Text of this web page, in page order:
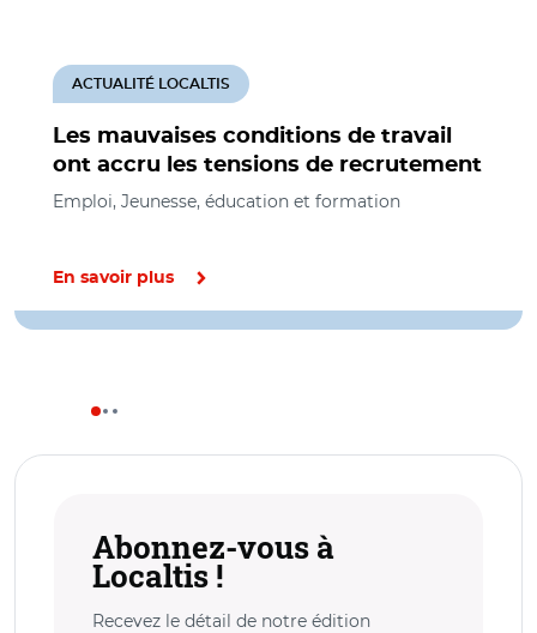
Les mauvaises conditions de travail
ont accru les tensions de recrutement
ACTUALITÉ LOCALTIS
Emploi, Jeunesse, éducation et formation
En savoir plus
Abonnez-vous à
Localtis !
Recevez le détail de notre édition